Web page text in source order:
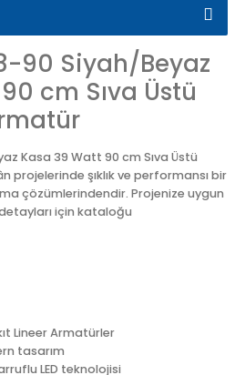
90 Siyah/Beyaz
cm Sıva Üstü
Kasa 39 Watt 90 cm Sıva Üstü
projelerinde şıklık ve performansı bir
çözümlerindendir. Projenize uygun
için kataloğu
Lineer Armatürler
tasarım
LED teknolojisi